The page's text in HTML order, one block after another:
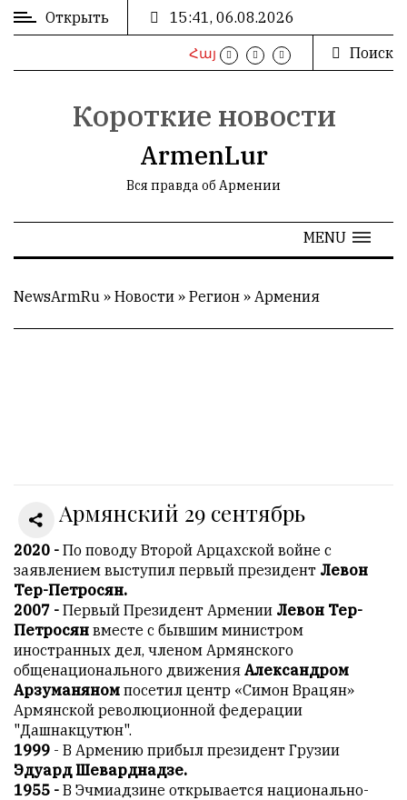
ВХОД
РЕГИСТРАЦИЯ
РЕКЛАМА
1
Гостей:
Пользователей:
0
НАШИ
ПРАВИЛА
Тонкие
материалы
для
независимо
мыслящих.
Открыть 15:41, 06.08.2026
Հայ Поиск
Короткие новости
ArmenLur
Вся правда об Армении
MENU
NewsArmRu » Новости » Регион » Армения
Армянский 29 сентябрь
2020 - По поводу Второй Арцахской войне с
заявлением выступил первый президент Левон
Тер-Петросян.
2007 - Первый Президент Армении Левон Тер-
Петросян вместе с бывшим министром
иностранных дел, членом Армянского
общенационального движения Александром
Арзуманяном посетил центр «Симон Врацян»
Армянской революционной федерации
"Дашнакцутюн".
1999 - В Армению прибыл президент Грузии
Эдуард Шеварднадзе.
1955 - В Эчмиадзине открывается национально-